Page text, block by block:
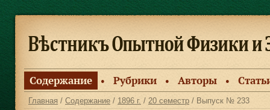
Содержание ● Рубрики ● Авторы ●
Главная / Содержание / 1896 г. / 20 семестр / Выпуск № 233